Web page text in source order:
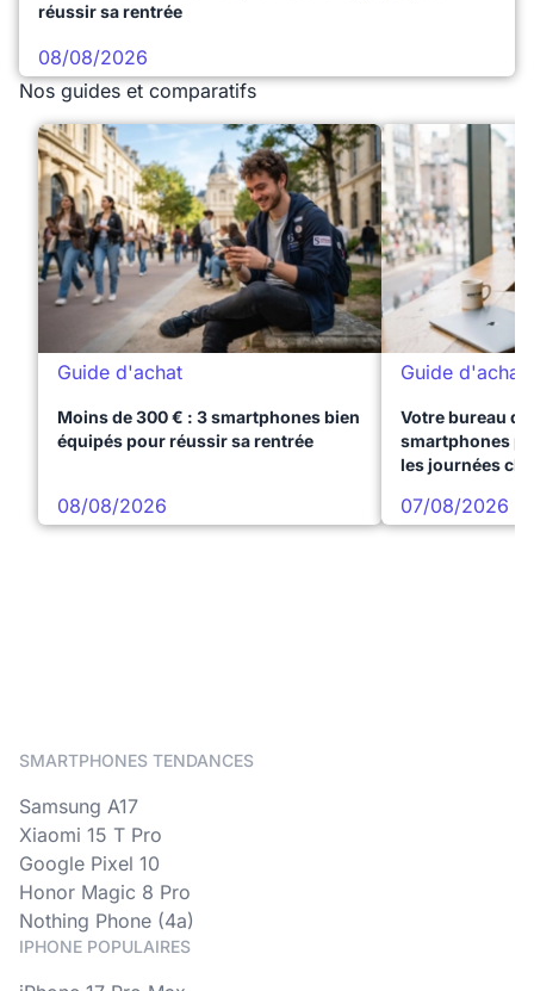
réussir sa rentrée
08/08/2026
Nos guides et comparatifs
Guide d'achat
Moins de 300 € : 3 smartphones bien
équipés pour réussir sa rentrée
08/08/2026
Guide d'achat
Votre bureau
smartphones
les journées
07/08/2026
SMARTPHONES TENDANCES
Samsung A17
Xiaomi 15 T Pro
Google Pixel 10
Honor Magic 8 Pro
Nothing Phone (4a)
IPHONE POPULAIRES